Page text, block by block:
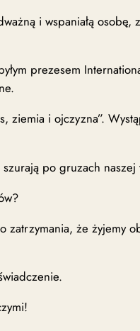
i wspaniałą osobę,
prezesem
ziemia i ojczyzna”.
po gruzach
zatrzymania, że